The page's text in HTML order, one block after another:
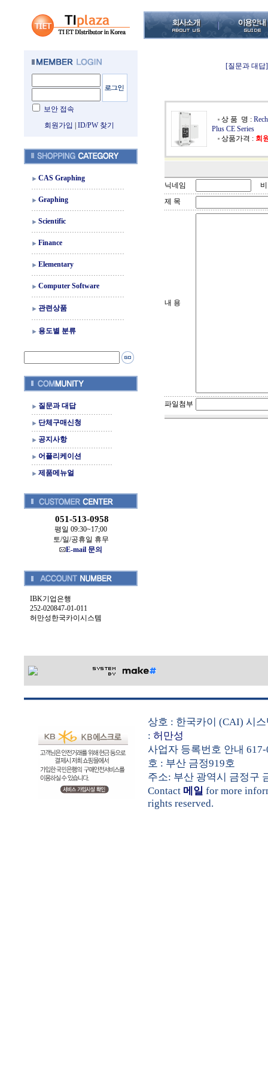
보안 접속
회원가입
ID/PW 찾기
CAS Graphing
Graphing
Scientific
Finance
Elementary
Computer Software
관련상품
용도별 분류
질문과 대답
단체구매신청
공지사항
어플리케이션
제품메뉴얼
051-513-0958
평일 09:30~17;00
토/일/공휴일 휴무
E-mail 문의
IBK기업은행
252-020847-01-011
허만성한국카이시스템
[질문과 대답]
상 품 명 :
Plus CE Series
상품가격 : 회
닉네임
제 목
내 용
파일첨부
상호 : 한국카이 (CAI) 시
: 허만성
사업자 등록번호 안내
호 : 부산 금정919호
주소: 부산 광역시 금정구
Contact 메일 for more
rights reserved.